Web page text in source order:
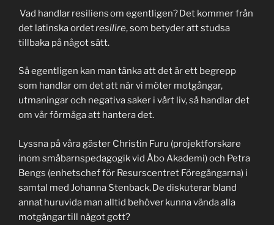
Vad handlar resiliens om egentligen? Det kommer från
det latinska ordetresilire, som betyder att studsa
tillbaka på något sätt.
Så egentligen kan man tänka att det är ett begrepp
som handlar om det att när vi möter motgångar,
utmaningar och negativa saker i vårt liv, så handlar det
om vår förmåga att hantera det.
Lyssna på våra gäster Christin Furu (projektforskare
inom småbarnspedagogik vid Åbo Akademi) och Petra
Bengs (enhetschef för Resurscentret Föregångarna) i
samtal med Johanna Stenback. De diskuterar bland
annat huruvida man alltid behöver kunna vända alla
motgångar till något gott?